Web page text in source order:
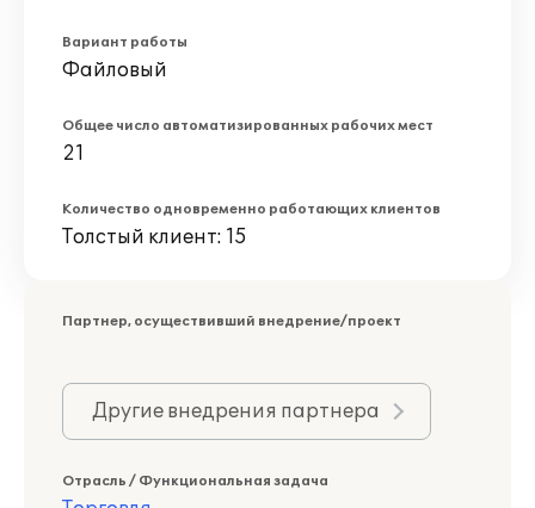
Вариант работы
Файловый
Общее число автоматизированных рабочих мест
21
Количество одновременно работающих клиентов
Толстый клиент: 15
Партнер, осуществивший внедрение/проект
Другие внедрения партнера
Отрасль / Функциональная задача